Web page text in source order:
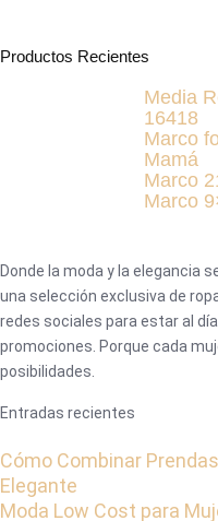
Productos Recientes
Media
16418
Marco
Mamá
Marco
Marco
Donde la moda y la elegancia
una selección exclusiva de
redes sociales para estar al
promociones. Porque cada
posibilidades.
Entradas recientes
Cómo Combinar
Elegante
Moda Low Cost para